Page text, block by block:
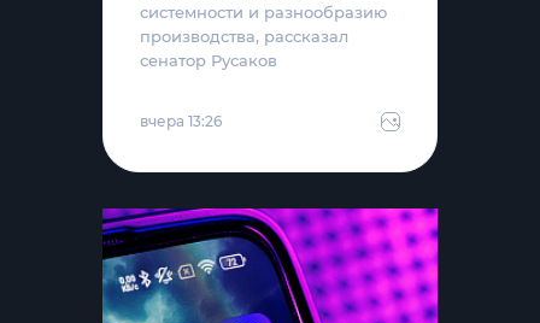
системности и разнообразию
производства, рассказал
сенатор Русаков
вчера 13:26